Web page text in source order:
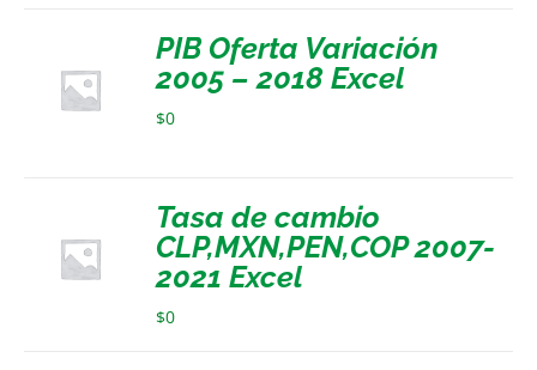
PIB Oferta Variación
2005 – 2018 Excel
$0
Tasa de cambio
CLP,MXN,PEN,COP 2007-
2021 Excel
$0